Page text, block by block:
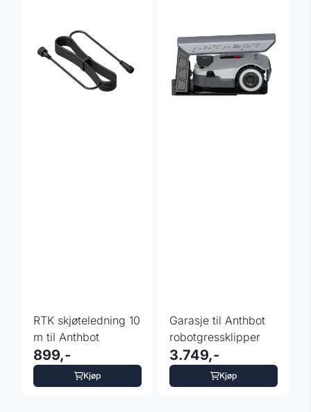
RTK skjøteledning 10
m til Anthbot
899,-
Kjøp
Garasje til Anthbot
robotgressklipper
3.749,-
Kjøp